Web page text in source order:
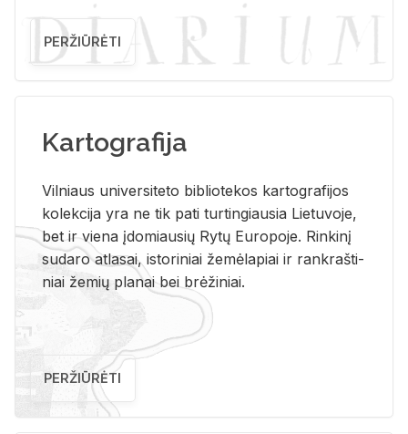
PERŽIŪRĖTI
Kartografija
Vil­niaus uni­ver­si­te­to bi­b­lio­te­kos kar­to­gra­fi­jos
ko­lek­ci­ja yra ne tik pati tur­tin­giau­sia Lie­tu­vo­je,
bet ir vie­na įdo­miau­sių Rytų Eu­ro­po­je. Rin­ki­nį
su­da­ro at­la­sai, is­to­ri­niai že­mė­la­piai ir rank­raš­ti­
niai že­mių pla­nai bei brė­ži­niai.
PERŽIŪRĖTI